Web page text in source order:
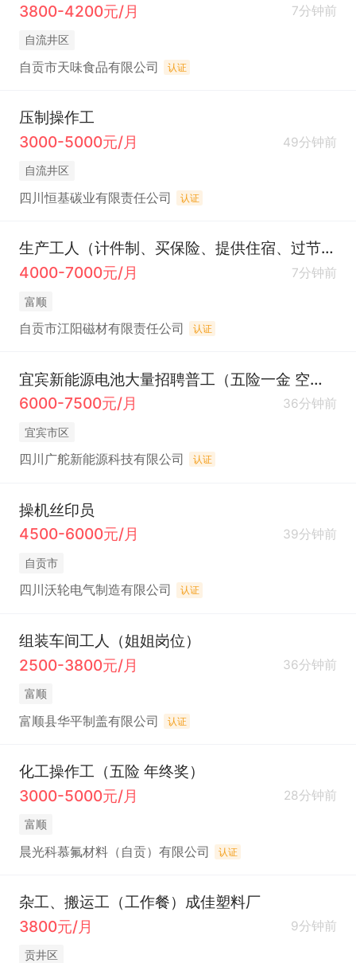
3800-4200元/月
7分钟前
自流井区
自贡市天味食品有限公司 认证
压制操作工
3000-5000元/月
49分钟前
自流井区
四川恒基碳业有限责任公司 认证
生产工人（计件制、买保险、提供住宿、过节福利、国家节假日假期、工龄奖）
4000-7000元/月
7分钟前
富顺
自贡市江阳磁材有限责任公司 认证
宜宾新能源电池大量招聘普工（五险一金 空调宿舍 提供工作餐）
6000-7500元/月
36分钟前
宜宾市区
四川广舵新能源科技有限公司 认证
操机丝印员
4500-6000元/月
39分钟前
自贡市
四川沃轮电气制造有限公司 认证
组装车间工人（姐姐岗位）
2500-3800元/月
36分钟前
富顺
富顺县华平制盖有限公司 认证
化工操作工（五险 年终奖）
3000-5000元/月
28分钟前
富顺
晨光科慕氟材料（自贡）有限公司 认证
杂工、搬运工（工作餐）成佳塑料厂
3800元/月
9分钟前
贡井区